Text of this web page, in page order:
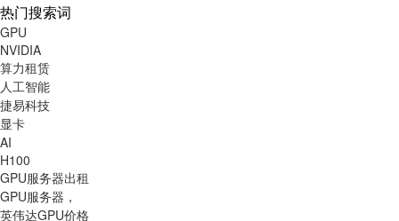
热门搜索词
GPU
NVIDIA
算力租赁
人工智能
捷易科技
显卡
AI
H100
GPU服务器出租
GPU服务器，
英伟达GPU价格